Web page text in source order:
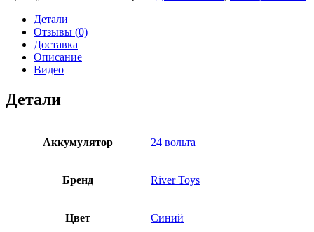
Детали
Отзывы (0)
Доставка
Описание
Видео
Детали
Аккумулятор 24 вольта
Бренд River Toys
Цвет Синий